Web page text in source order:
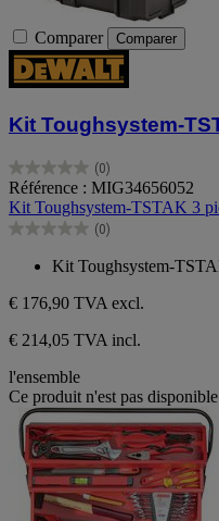
Comparer Comparer
Kit Toughsystem-
(0)
0.0
sur
5
étoiles.
Référence : MIG34656052
Kit Toughsystem-TSTAK 3
(0)
0.0
étoiles.
Kit Toughsystem-
€ 176,90 TVA excl.
€ 214,05 TVA incl.
l'ensemble
Ce produit n'est pas